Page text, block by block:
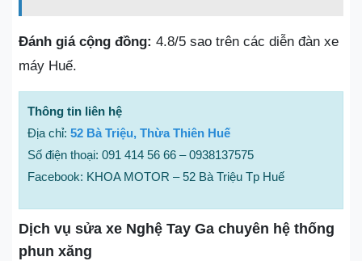
Đánh giá cộng đồng: 4.8/5 sao trên các diễn đàn xe
máy Huế.
Thông tin liên hệ
Địa chỉ: 52 Bà Triệu, Thừa Thiên Huế
Số điện thoại: 091 414 56 66 – 0938137575
Facebook: KHOA MOTOR – 52 Bà Triệu Tp Huế
Dịch vụ sửa xe Nghệ Tay Ga chuyên hệ thống
phun xăng